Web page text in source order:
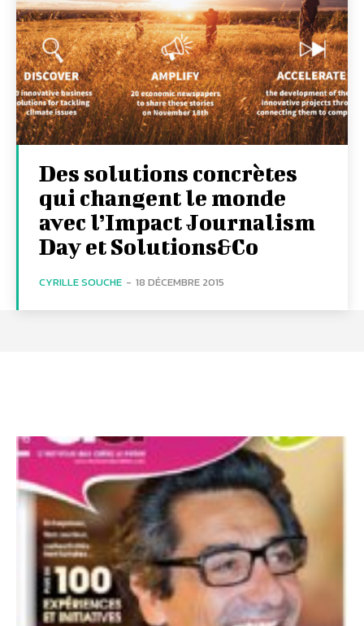
Des solutions concrètes
qui changent le monde
avec l’Impact Journalism
Day et Solutions&Co
CYRILLE SOUCHE - 18 DÉCEMBRE 2015